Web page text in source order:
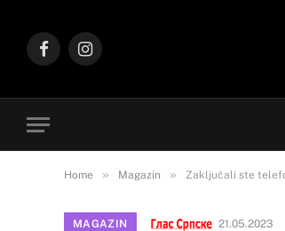
FacebookInstagram
Home » Magazin » Zaključali ste
MAGAZIN 21.05.2023